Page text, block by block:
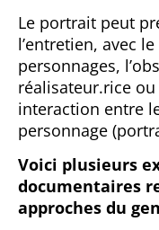
Le portrait peut
l’entretien, avec
personnages,
réalisateur.rice
interaction entre
personnage
Voici plusieurs
documentaires
approches du